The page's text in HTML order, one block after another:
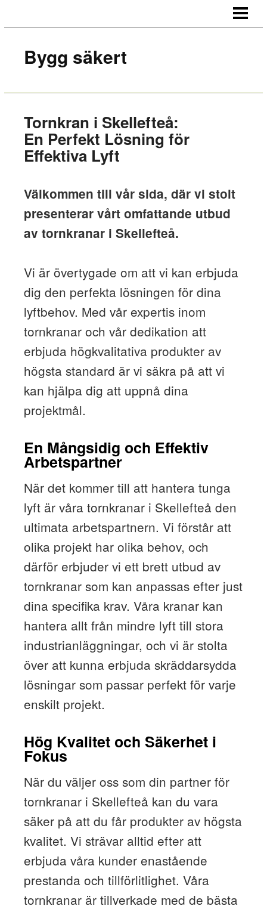
KONTAKT
Bygg säkert
Tornkran i Skellefteå:
En Perfekt Lösning för
Effektiva Lyft
Välkommen till vår sida, där vi stolt
presenterar vårt omfattande utbud
av tornkranar i Skellefteå.
Vi är övertygade om att vi kan erbjuda
dig den perfekta lösningen för dina
lyftbehov. Med vår expertis inom
tornkranar och vår dedikation att
erbjuda högkvalitativa produkter av
högsta standard är vi säkra på att vi
kan hjälpa dig att uppnå dina
projektmål.
En Mångsidig och Effektiv
Arbetspartner
När det kommer till att hantera tunga
lyft är våra tornkranar i Skellefteå den
ultimata arbetspartnern. Vi förstår att
olika projekt har olika behov, och
därför erbjuder vi ett brett utbud av
tornkranar som kan anpassas efter just
dina specifika krav. Våra kranar kan
hantera allt från mindre lyft till stora
industrianläggningar, och vi är stolta
över att kunna erbjuda skräddarsydda
lösningar som passar perfekt för varje
enskilt projekt.
Hög Kvalitet och Säkerhet i
Fokus
När du väljer oss som din partner för
tornkranar i Skellefteå kan du vara
säker på att du får produkter av högsta
kvalitet. Vi strävar alltid efter att
erbjuda våra kunder enastående
prestanda och tillförlitlighet. Våra
tornkranar är tillverkade med de bästa